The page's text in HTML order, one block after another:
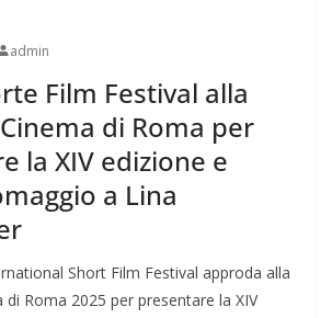
admin
Film Festival alla
di Roma per
la XIV edizione e
a Lina
Short Film Festival approda alla
di Roma 2025 per presentare la XIV